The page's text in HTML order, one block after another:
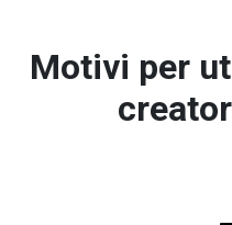
Motivi per